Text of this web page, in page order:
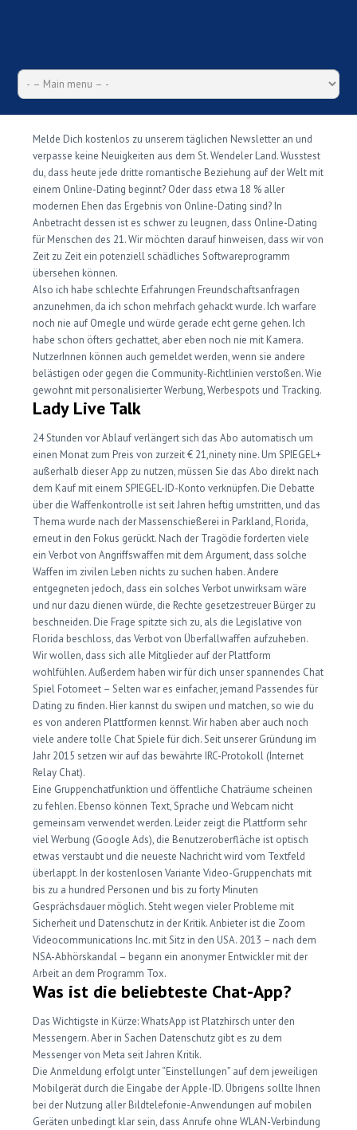
Melde Dich kostenlos zu unserem täglichen Newsletter an und
verpasse keine Neuigkeiten aus dem St. Wendeler Land. Wusstest
du, dass heute jede dritte romantische Beziehung auf der Welt mit
einem Online-Dating beginnt? Oder dass etwa 18 % aller
modernen Ehen das Ergebnis von Online-Dating sind? In
Anbetracht dessen ist es schwer zu leugnen, dass Online-Dating
für Menschen des 21. Wir möchten darauf hinweisen, dass wir von
Zeit zu Zeit ein potenziell schädliches Softwareprogramm
übersehen können.
Also ich habe schlechte Erfahrungen Freundschaftsanfragen
anzunehmen, da ich schon mehrfach gehackt wurde. Ich warfare
noch nie auf Omegle und würde gerade echt gerne gehen. Ich
habe schon öfters gechattet, aber eben noch nie mit Kamera.
NutzerInnen können auch gemeldet werden, wenn sie andere
belästigen oder gegen die Community-Richtlinien verstoßen. Wie
gewohnt mit personalisierter Werbung, Werbespots und Tracking.
Lady Live Talk
24 Stunden vor Ablauf verlängert sich das Abo automatisch um
einen Monat zum Preis von zurzeit € 21,ninety nine. Um SPIEGEL+
außerhalb dieser App zu nutzen, müssen Sie das Abo direkt nach
dem Kauf mit einem SPIEGEL-ID-Konto verknüpfen. Die Debatte
über die Waffenkontrolle ist seit Jahren heftig umstritten, und das
Thema wurde nach der Massenschießerei in Parkland, Florida,
erneut in den Fokus gerückt. Nach der Tragödie forderten viele
ein Verbot von Angriffswaffen mit dem Argument, dass solche
Waffen im zivilen Leben nichts zu suchen haben. Andere
entgegneten jedoch, dass ein solches Verbot unwirksam wäre
und nur dazu dienen würde, die Rechte gesetzestreuer Bürger zu
beschneiden. Die Frage spitzte sich zu, als die Legislative von
Florida beschloss, das Verbot von Überfallwaffen aufzuheben.
Wir wollen, dass sich alle Mitglieder auf der Plattform
wohlfühlen. Außerdem haben wir für dich unser spannendes Chat
Spiel Fotomeet – Selten war es einfacher, jemand Passendes für
Dating zu finden. Hier kannst du swipen und matchen, so wie du
es von anderen Plattformen kennst. Wir haben aber auch noch
viele andere tolle Chat Spiele für dich. Seit unserer Gründung im
Jahr 2015 setzen wir auf das bewährte IRC-Protokoll (Internet
Relay Chat).
Eine Gruppenchatfunktion und öffentliche Chaträume scheinen
zu fehlen. Ebenso können Text, Sprache und Webcam nicht
gemeinsam verwendet werden. Leider zeigt die Plattform sehr
viel Werbung (Google Ads), die Benutzeroberfläche ist optisch
etwas verstaubt und die neueste Nachricht wird vom Textfeld
überlappt. In der kostenlosen Variante Video-Gruppenchats mit
bis zu a hundred Personen und bis zu forty Minuten
Gesprächsdauer möglich. Steht wegen vieler Probleme mit
Sicherheit und Datenschutz in der Kritik. Anbieter ist die Zoom
Videocommunications Inc. mit Sitz in den USA. 2013 – nach dem
NSA-Abhörskandal – begann ein anonymer Entwickler mit der
Arbeit an dem Programm Tox.
Was ist die beliebteste Chat-App?
Das Wichtigste in Kürze: WhatsApp ist Platzhirsch unter den
Messengern. Aber in Sachen Datenschutz gibt es zu dem
Messenger von Meta seit Jahren Kritik.
Die Anmeldung erfolgt unter “Einstellungen” auf dem jeweiligen
Mobilgerät durch die Eingabe der Apple-ID. Übrigens sollte Ihnen
bei der Nutzung aller Bildtelefonie-Anwendungen auf mobilen
Geräten unbedingt klar sein, dass Anrufe ohne WLAN-Verbindung